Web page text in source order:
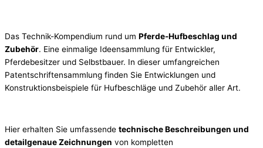
Das Technik-Kompendium rund um Pferde-Hufbeschlag und
Zubehör. Eine einmalige Ideensammlung für Entwickler,
Pferdebesitzer und Selbstbauer. In dieser umfangreichen
Patentschriftensammlung finden Sie Entwicklungen und
Konstruktionsbeispiele für Hufbeschläge und Zubehör aller Art.
Hier erhalten Sie umfassende technische Beschreibungen und
detailgenaue Zeichnungen von kompletten